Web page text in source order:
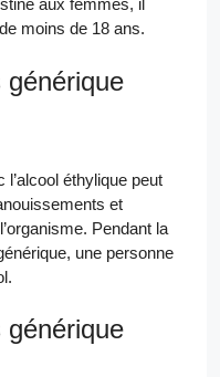
aux femmes, il
moins de 18 ans.
générique
éthylique peut
et
Pendant la
une personne
générique